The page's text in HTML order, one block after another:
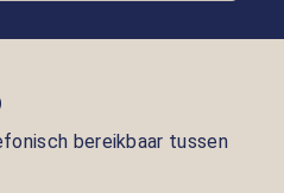
bereikbaar tussen